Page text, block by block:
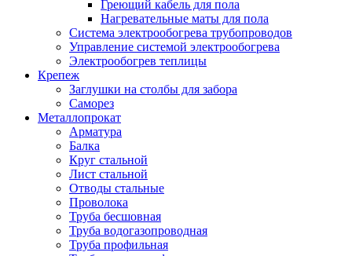
Греющий кабель для пола
Нагревательные маты для пола
Система электрообогрева трубопроводов
Управление системой электрообогрева
Электрообогрев теплицы
Крепеж
Заглушки на столбы для забора
Саморез
Металлопрокат
Арматура
Балка
Круг стальной
Лист стальной
Отводы стальные
Проволока
Труба бесшовная
Труба водогазопроводная
Труба профильная